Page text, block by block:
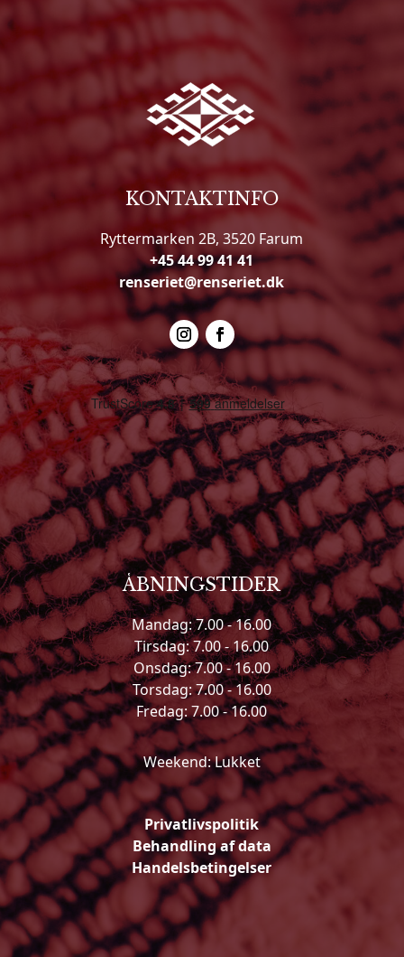
speed-test-internet.com
KONTAKTINFO
Ryttermarken 2B, 3520 Farum
+45 44 99 41 41
renseriet@renseriet.dk
ÅBNINGSTIDER
Mandag: 7.00 - 16.00
Tirsdag: 7.00 - 16.00
Onsdag: 7.00 - 16.00
Torsdag: 7.00 - 16.00
Fredag: 7.00 - 16.00
Weekend: Lukket
Privatlivspolitik
Behandling af data
Handelsbetingelser